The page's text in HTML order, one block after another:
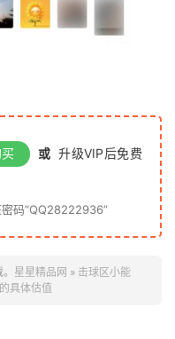
或 升级VIP后免费
码“QQ28222936”
星星精品网 » 击球区小能
具体估值